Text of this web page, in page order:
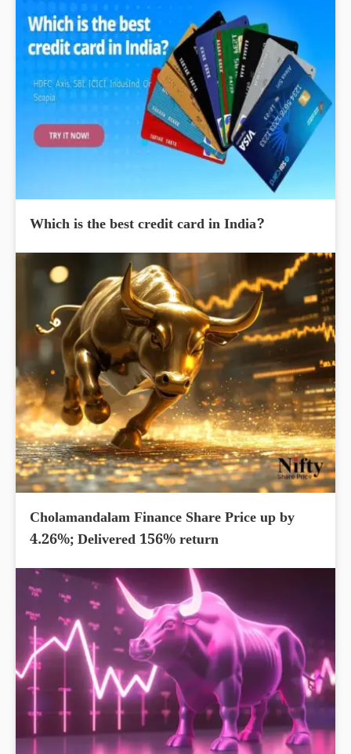
Which is the best credit card in India?
Cholamandalam Finance Share Price up by
4.26%; Delivered 156% return